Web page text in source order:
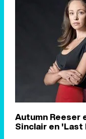
Autumn Reeser
Sinclair en 'Last